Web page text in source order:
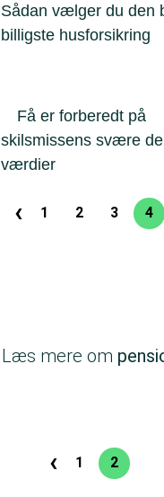
Sådan vælger du den
billigste husforsikring
Få er forberedt på
skilsmissens svære
værdier
‹ 1 2
Side
3 4
Læs mere om
‹ Side
1 2